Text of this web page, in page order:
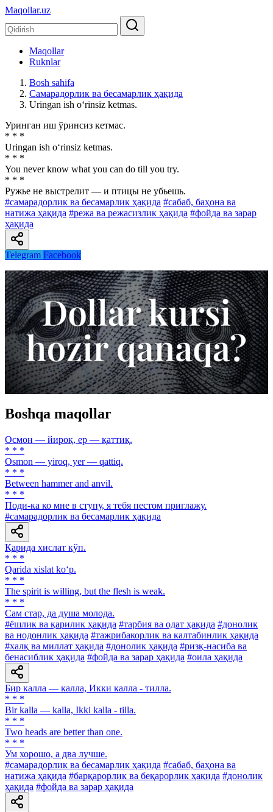
Maqollar.uz
Maqollar
Ruknlar
Bosh sahifa
Самарадорлик ва бесамарлик ҳақида
Uringan ish o‘rinsiz ketmas.
Уринган иш ўринсиз кетмас.
* * *
Uringan ish o‘rinsiz ketmas.
* * *
You never know what you can do till you try.
* * *
Ружье не выстрелит — и птицы не убьешь.
#самарадорлик ва бесамарлик ҳақида #сабаб, баҳона ва
натижа ҳақида #режа ва режасизлик ҳақида #фойда ва зарар
ҳақида
Telegram Facebook
Boshqa maqollar
Осмон — йироқ, ер — қаттиқ.
* * *
Osmon — yiroq, yer — qattiq.
* * *
Between hammer and anvil.
* * *
Поди-ка ко мне в ступу, я тебя пестом приглажу.
#самарадорлик ва бесамарлик ҳақида
Қарида хислат кўп.
* * *
Qarida xislat ko‘p.
* * *
The spirit is willing, but the flesh is weak.
* * *
Сам стар, да душа молода.
#ёшлик ва қарилик ҳақида #тарбия ва одат ҳақида #донолик
ва нодонлик ҳақида #тажрибакорлик ва калтабинлик ҳақида
#халқ ва миллат ҳақида #донолик ҳақида #ризқ-насиба ва
бенасиблик ҳақида #фойда ва зарар ҳақида #оила ҳақида
Бир калла — калла, Икки калла - тилла.
* * *
Bir kalla — kalla, Ikki kalla - tilla.
* * *
Two heads are better than one.
* * *
Ум хорошо, а два лучше.
#самарадорлик ва бесамарлик ҳақида #сабаб, баҳона ва
натижа ҳақида #барқарорлик ва беқарорлик ҳақида #донолик
ҳақида #фойда ва зарар ҳақида